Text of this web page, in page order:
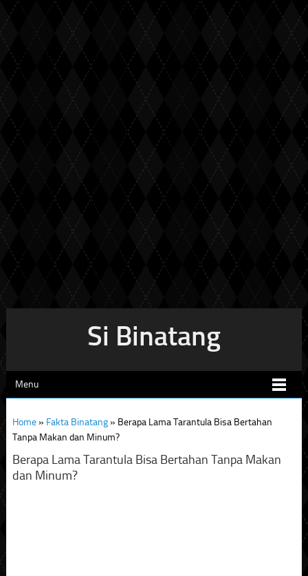
Si Binatang
Menu
Home» Fakta Binatang» Berapa Lama Tarantula Bisa Bertahan
Tanpa Makan dan Minum?
Berapa Lama Tarantula Bisa Bertahan Tanpa Makan
dan Minum?